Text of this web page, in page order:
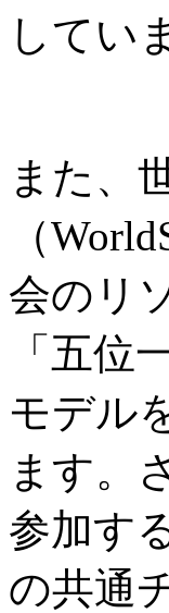
してい
また、
（
会のリ
「五位
モデル
ます。
参加す
の共通